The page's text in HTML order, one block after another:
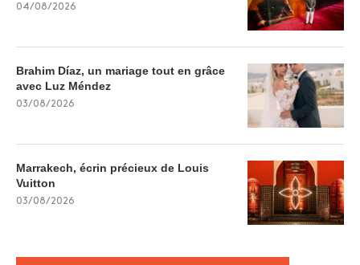
04/08/2026
Brahim Díaz, un mariage tout en grâce
avec Luz Méndez
03/08/2026
Marrakech, écrin précieux de Louis
Vuitton
03/08/2026